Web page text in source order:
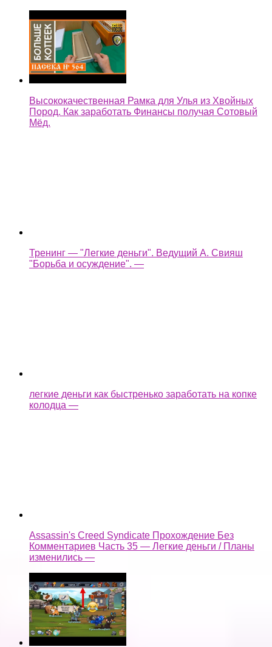
Высококачественная Рамка для Улья из Хвойных
Пород. Как заработать Финансы получая Сотовый
Мёд.
Тренинг — "Легкие деньги". Ведущий А. Свияш
"Борьба и осуждение". —
как взломать castle cats